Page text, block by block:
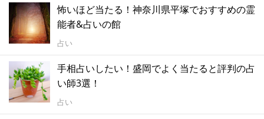
怖いほど当たる！神奈川県平塚でおすすめの霊
能者&占いの館
占い
手相占いしたい！盛岡でよく当たると評判の占
い師3選！
占い